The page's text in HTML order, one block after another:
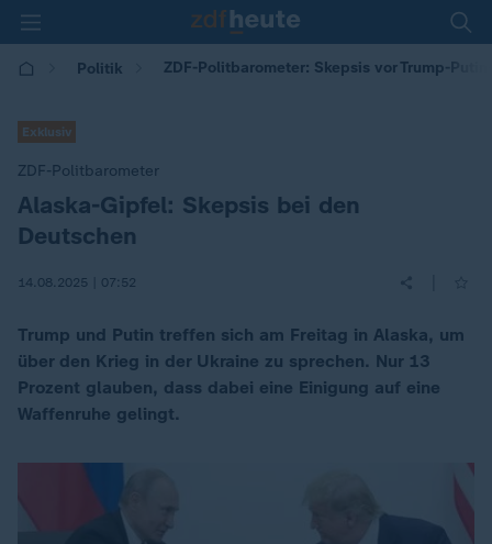
Politik ZDF-Politbarometer: Skepsis vor Trump-
Exklusiv
ZDF-Politbarometer
:
Alaska-Gipfel: Skepsis bei den
Deutschen
14.08.2025 | 07:52
Trump und Putin treffen sich am Freitag in Alaska, um
über den Krieg in der Ukraine zu sprechen. Nur 13
Prozent glauben, dass dabei eine Einigung auf eine
Waffenruhe gelingt.